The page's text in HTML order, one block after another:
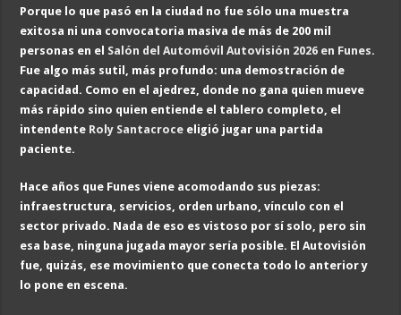
Porque lo que pasó en la ciudad no fue sólo una muestra
exitosa ni una convocatoria masiva de más de 200 mil
personas en el Salón del Automóvil Autovisión 2026 en Funes.
Fue algo más sutil, más profundo: una demostración de
capacidad. Como en el ajedrez, donde no gana quien mueve
más rápido sino quien entiende el tablero completo, el
intendente Roly Santacroce eligió jugar una partida
paciente.
Hace años que Funes viene acomodando sus piezas:
infraestructura, servicios, orden urbano, vínculo con el
sector privado. Nada de eso es vistoso por sí solo, pero sin
esa base, ninguna jugada mayor sería posible. El Autovisión
fue, quizás, ese movimiento que conecta todo lo anterior y
lo pone en escena.